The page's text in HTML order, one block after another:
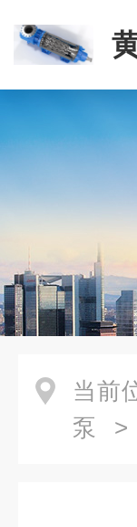
当前
泵
>